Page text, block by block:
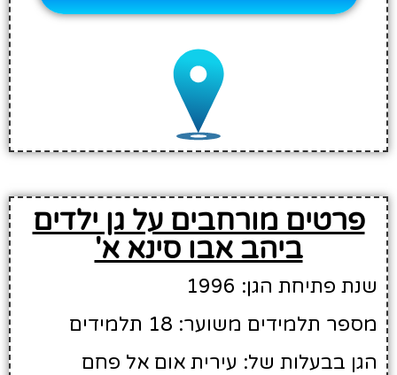
פרטים מורחבים על גן ילדים
ביהב אבו סינא א'
שנת פתיחת הגן: 1996
מספר תלמידים משוער: 18 תלמידים
הגן בבעלות של: עירית אום אל פחם